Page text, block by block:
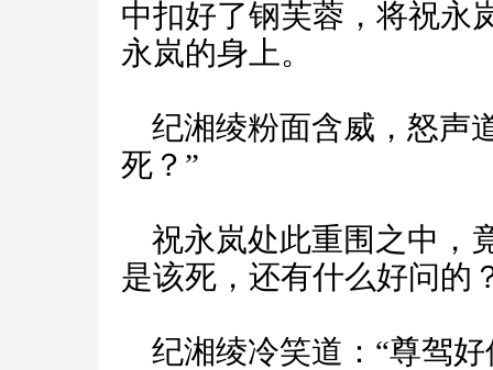
中扣好了钢芙蓉，将祝永
永岚的身上。
纪湘绫粉面含威，怒声
死？”
祝永岚处此重围之中，
是该死，还有什么好问的
纪湘绫冷笑道：“尊驾好